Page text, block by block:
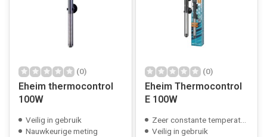
(0)
Eheim thermocontrol
100W
Veilig in gebruik
Nauwkeurige meting
(0)
Eheim Thermocontrol
E 100W
Zeer constante temperatuur
Veilig in gebruik